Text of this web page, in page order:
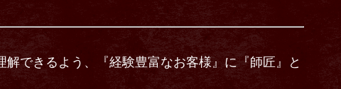
できるよう、『経験豊富なお客様』に『師匠』と